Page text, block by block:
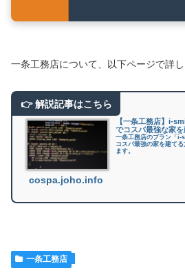
一条工務店について、以下ページで詳し
【一条工務店】i-
でコスパ最強な家を
一条工務店のプラン「i-
コスパ最強の家を建て
ます。
cospa.joho.info
一条工務店